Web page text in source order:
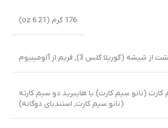
176 گرم (6.21 oz)
از شیشه (گوریلا گلس 3) , فریم از آلومینیوم
(نانو سیم کارت) یا هایبرید دو سیم کارته
(نانو سیم کارت, استندبای دوگانه)